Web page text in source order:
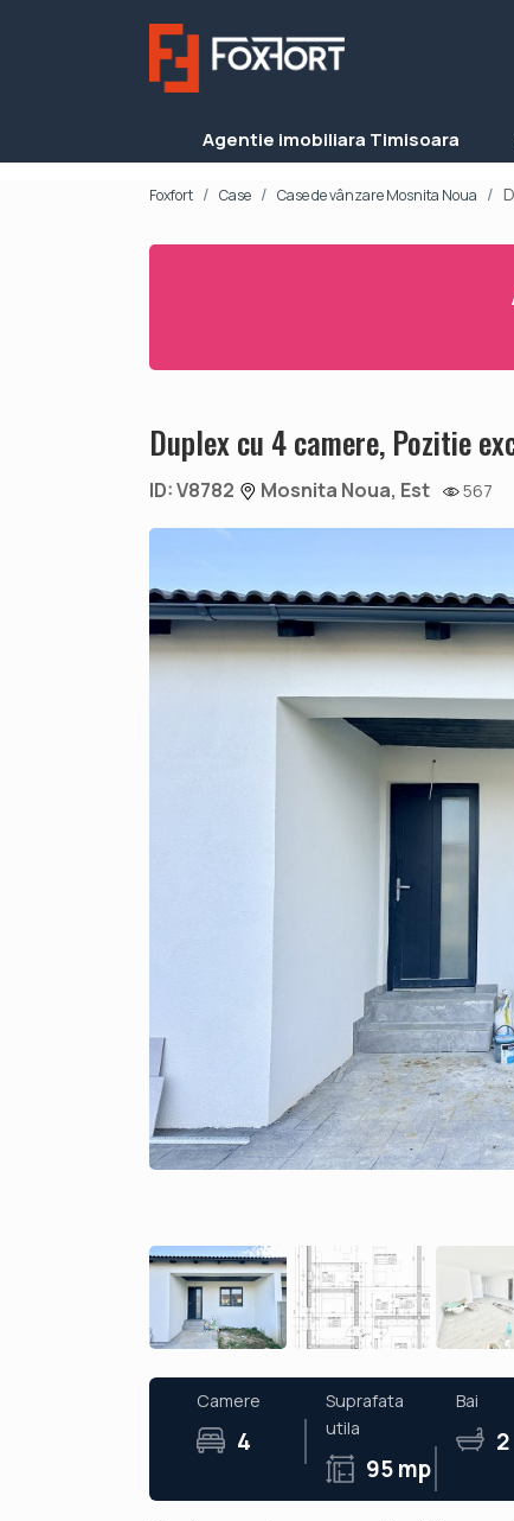
Agentie imobiliara Timisoara
Foxfort Case Case de vânzare Mosnita Noua
Duplex cu 4 camere, Pozitie
ID: V8782 Mosnita Noua, Est 567
Camere
4
Suprafata
utila
95 mp
Bai
2